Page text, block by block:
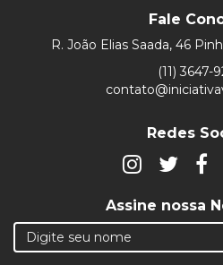
Fale
R. João Elias Saada, 46
(11) 3647-
Redes
Assine nossa